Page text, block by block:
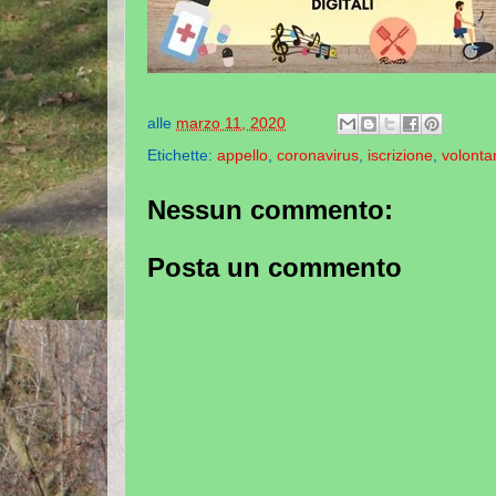
alle marzo 11, 2020
Etichette: appello coronavirus iscrizione
Nessun commento:
Posta un commento